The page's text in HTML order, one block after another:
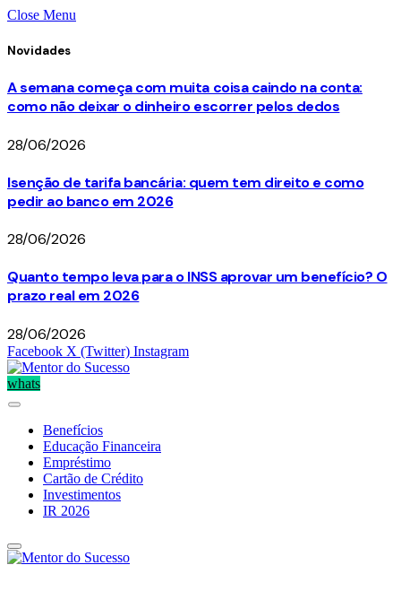
Close Menu
Novidades
A semana começa com muita coisa caindo na conta:
como não deixar o dinheiro escorrer pelos dedos
28/06/2026
Isenção de tarifa bancária: quem tem direito e como
pedir ao banco em 2026
28/06/2026
Quanto tempo leva para o INSS aprovar um benefício? O
prazo real em 2026
28/06/2026
Facebook X (Twitter) Instagram
whats
Benefícios
Educação Financeira
Empréstimo
Cartão de Crédito
Investimentos
IR 2026